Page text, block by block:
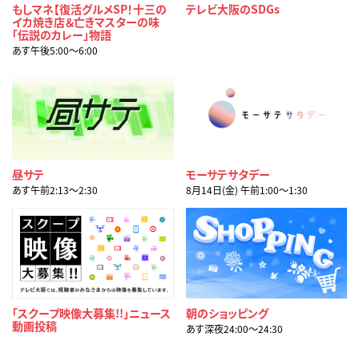
もしマネ【復活グルメSP！十三の
イカ焼き店＆亡きマスターの味
「伝説のカレー」物語
あす午後5:00〜6:00
テレビ大阪のSDGs
昼サテ
あす午前2:13〜2:30
モーサテサタデー
8月14日(金) 午前1:00〜1:30
「スクープ映像大募集!!」ニュース
動画投稿
朝のショッピング
あす深夜24:00〜24:30